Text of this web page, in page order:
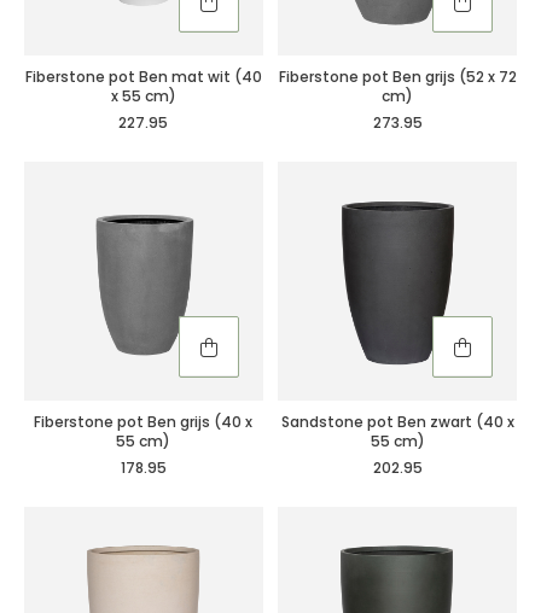
Fiberstone pot Ben mat wit (40
x 55 cm)
227.95
Fiberstone pot Ben grijs (52 x 72
cm)
273.95
Fiberstone pot Ben grijs (40 x
55 cm)
178.95
Sandstone pot Ben zwart (40 x
55 cm)
202.95